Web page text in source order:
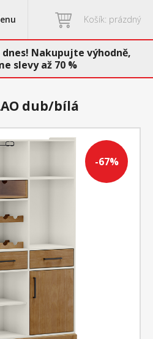
Košík: prázdný
Nakupujte výhodně,
slevy až 70 %
-67%
dub/bílá